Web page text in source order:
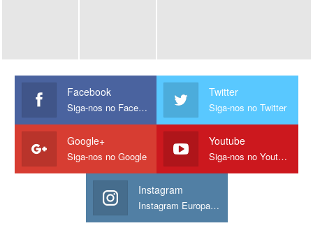
Facebook
Siga-nos no Facebook
Twitter
Siga-nos no Twitter
Google+
Siga-nos no Google
Youtube
Siga-nos no Youtube
Instagram
Instagram Europamos